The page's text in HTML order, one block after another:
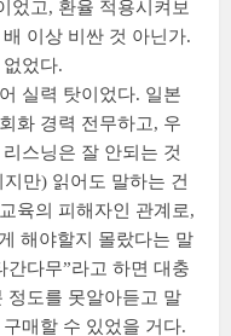
었고, 환율 적용시켜보
이상 비싼 것 아닌가.
었다.
실력 탓이었다. 일본
화 경력 전무하고, 우
스닝은 잘 안되는 것
만) 읽어도 말하는 건
육의 피해자인 관계로,
해야할지 몰랐다는 말
간다무”라고 하면 대충
정도를 못알아듣고 말
매할 수 있었을 거다.